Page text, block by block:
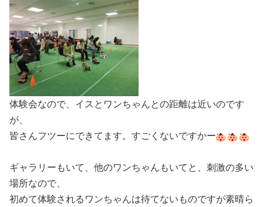
体験会なので、イスとワンちゃんとの距離は近いのです
が、
皆さんフツーにできてます。すごくないですかー
ギャラリーもいて、他のワンちゃんもいてと、刺激の多い
場所なので、
初めて体験されるワンちゃんは待てないものですが素晴ら